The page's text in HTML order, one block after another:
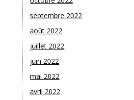
septembre 2022
août 2022
juillet 2022
juin 2022
mai 2022
avril 2022